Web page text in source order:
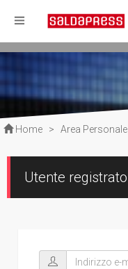
Home > Area Personale
Utente registrato